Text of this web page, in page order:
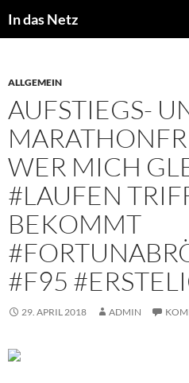
Inhalt
In das Netz
ALLGEMEIN
AUFSTIEGS-
WER MICH
#LAUFEN
BEKOMMT
#F95
29. APRIL 2018 ADMIN